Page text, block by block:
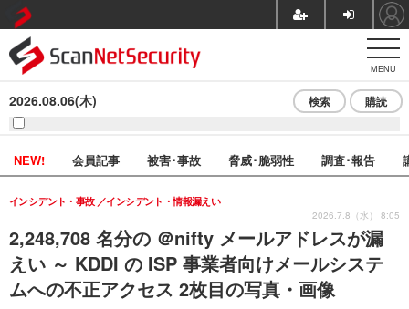
MENU
2026.08.06(木) 検索 購読
NEW! 会員記事 被害･事故 脅威･脆弱性 調査･報告
2,248,708 名分の ＠nifty メールアドレスが漏
えい ～ KDDI の ISP 事業者向けメールシステ
ムへの不正アクセス 2枚目の写真・画像
インシデント・事故 インシデント・情報漏えい
2026.7.8（水） 8:05